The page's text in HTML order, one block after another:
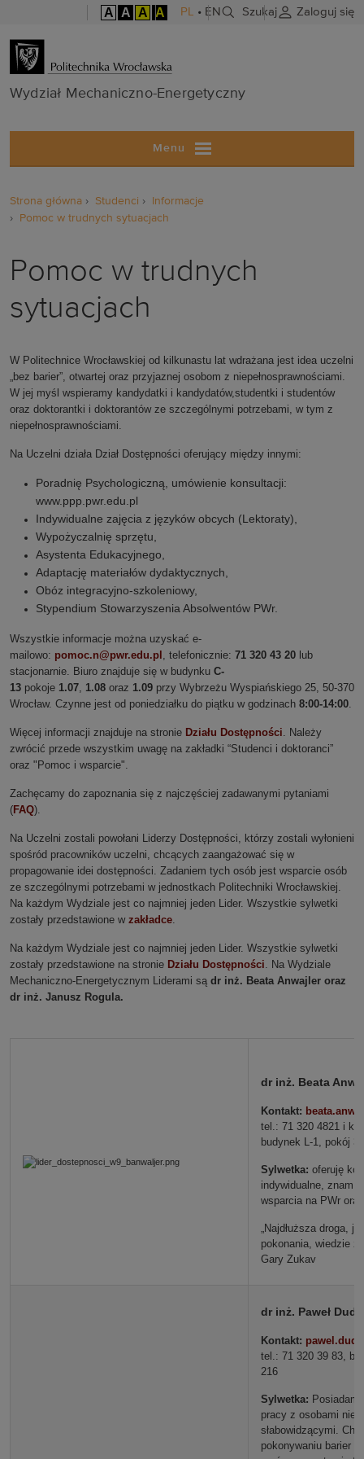
A A A A PL • EN Szukaj Zaloguj się
Wydział
Wydział Mechaniczno-Energetyczny
Menu
Strona główna Studenci
Informacje
Pomoc w trudnych sytuacjach
Pomoc w trudnych
sytuacjach
W Politechnice Wrocławskiej od kilkunastu lat wdrażana jest idea uczelni
„bez barier”, otwartej oraz przyjaznej osobom z niepełnosprawnościami.
W jej myśl wspieramy kandydatki i kandydatów,studentki i studentów
oraz doktorantki i doktorantów ze szczególnymi potrzebami, w tym z
niepełnosprawnościami.
Na Uczelni działa Dział Dostępności oferujący między innymi:
Poradnię Psychologiczną, umówienie konsultacji:
www.ppp.pwr.edu.pl
Indywidualne zajęcia z języków obcych (Lektoraty),
Wypożyczalnię sprzętu,
Asystenta Edukacyjnego,
Adaptację materiałów dydaktycznych,
Obóz integracyjno-szkoleniowy,
Stypendium Stowarzyszenia Absolwentów PWr.
Wszystkie informacje można uzyskać e-
mailowo: pomoc.n@pwr.edu.pl , telefonicznie: 71 320 43 20 lub
stacjonarnie. Biuro znajduje się w budynku C-
13 pokoje 1.07, 1.08 oraz 1.09 przy Wybrzeżu Wyspiańskiego 25, 50-370
Wrocław. Czynne jest od poniedziałku do piątku w godzinach 8:00-14:00.
Więcej informacji znajduje na stronie Działu Dostępności. Należy
zwrócić przede wszystkim uwagę na zakładki “Studenci i doktoranci”
oraz "Pomoc i wsparcie".
Zachęcamy do zapoznania się z najczęściej zadawanymi pytaniami
(FAQ).
Na Uczelni zostali powołani Liderzy Dostępności, którzy zostali wyłonieni
spośród pracowników uczelni, chcących zaangażować się w
propagowanie idei dostępności. Zadaniem tych osób jest wsparcie osób
ze szczególnymi potrzebami w jednostkach Politechniki Wrocławskiej.
Na każdym Wydziale jest co najmniej jeden Lider. Wszystkie sylwetki
zostały przedstawione w zakładce.
Na każdym Wydziale jest co najmniej jeden Lider. Wszystkie sylwetki
zostały przedstawione na stronie Działu Dostępności. Na Wydziale
Mechaniczno-Energetycznym Liderami są dr inż. Beata Anwajler oraz
dr inż. Janusz Rogula.
dr inż. Beata
Kontakt:
tel.: 71 320 4821 i
budynek L-1, pokój
Sylwetka: oferuję
indywidualne, znam
wsparcia na PWr
„Najdłuższa droga,
pokonania, wiedzie z
Gary Zukav
dr inż. Paweł Duda
Kontakt:
tel.: 71 320 39 83,
216
Sylwetka: Posiadam
pracy z osobami
słabowidzącymi.
pokonywaniu barier